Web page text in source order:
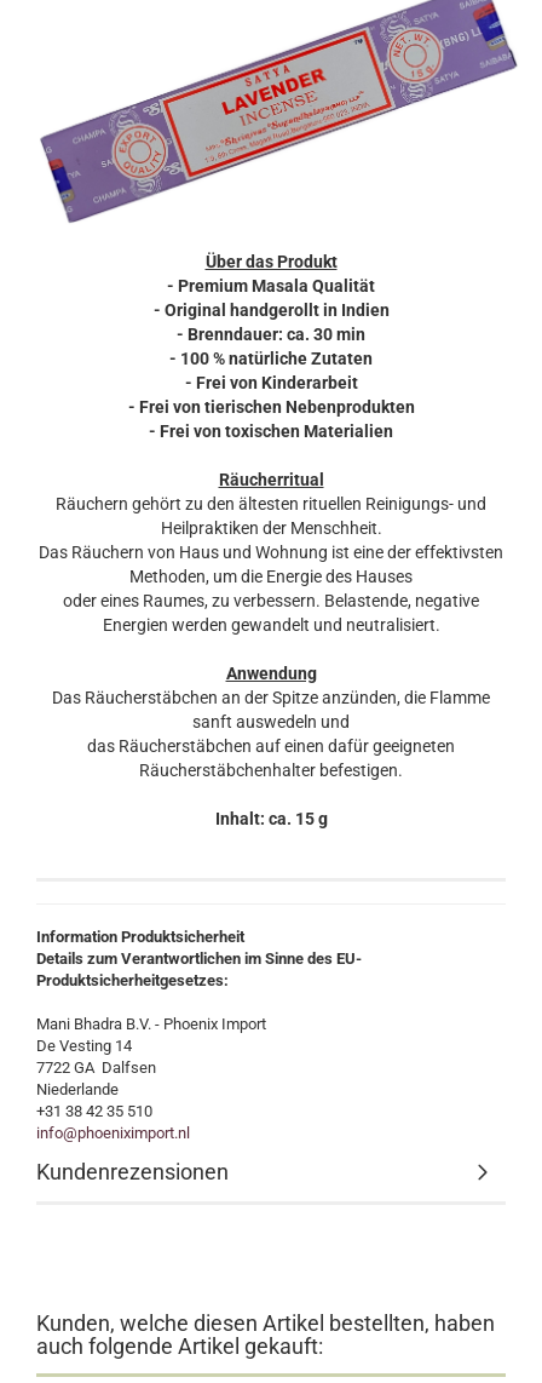
Über das Produkt
- Premium Masala Qualität
- Original handgerollt in Indien
- Brenndauer: ca. 30 min
- 100 % natürliche Zutaten
- Frei von Kinderarbeit
- Frei von tierischen Nebenprodukten
- Frei von toxischen Materialien
Räucherritual
Räuchern gehört zu den ältesten rituellen Reinigungs- und
Heilpraktiken der Menschheit.
Das Räuchern von Haus und Wohnung ist eine der effektivsten
Methoden, um die Energie des Hauses
oder eines Raumes, zu verbessern. Belastende, negative
Energien werden gewandelt und neutralisiert.
Anwendung
Das Räucherstäbchen an der Spitze anzünden, die Flamme
sanft auswedeln und
das Räucherstäbchen auf einen dafür geeigneten
Räucherstäbchenhalter befestigen.
Inhalt: ca. 15 g
Information Produktsicherheit
Details zum Verantwortlichen im Sinne des EU-
Produktsicherheitgesetzes:
Mani Bhadra B.V. - Phoenix Import
De Vesting 14
7722 GA Dalfsen
Niederlande
+31 38 42 35 510
info@phoeniximport.nl
Kundenrezensionen
Kunden, welche diesen Artikel bestellten, haben
auch folgende Artikel gekauft: